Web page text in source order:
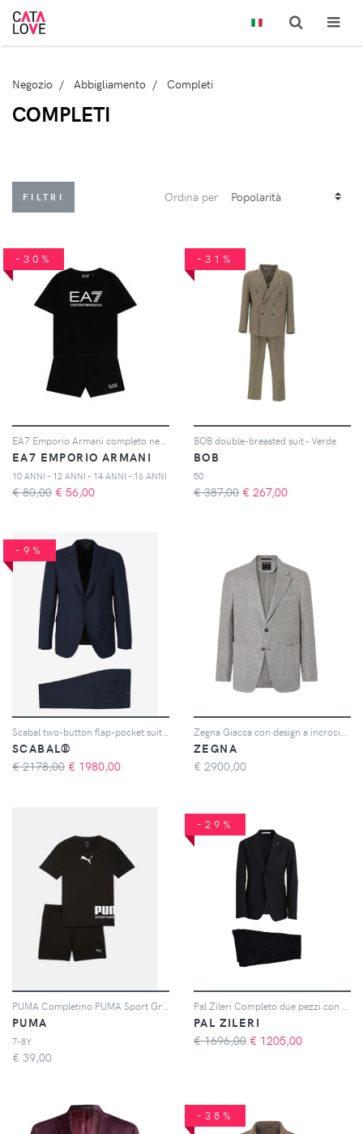
Negozio Abbigliamento Completi
COMPLETI
FILTRI Ordina per
-30%
EA7 Emporio Armani completo nero bambino in cotone
EA7 EMPORIO ARMANI
10 ANNI - 12 ANNI - 14 ANNI - 16 ANNI
€ 80,00 € 56,00
-31%
BOB double-breasted suit - Verde
BOB
50
€ 387,00 € 267,00
-9%
Scabal two-button flap-pocket suit - Blu
SCABAL®
€ 2178,00 € 1980,00
Zegna Giacca con design a incrocio - Grigio
ZEGNA
€ 2900,00
PUMA Completino PUMA Sport Graphic Relaxed nero per bambino e bambina
PUMA
7-8Y
€ 39,00
-29%
Pal Zileri Completo due pezzi con logo - Nero
PAL ZILERI
€ 1696,00 € 1205,00
-38%